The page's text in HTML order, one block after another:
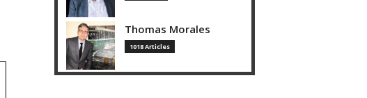
Thomas Morales
1018 Articles